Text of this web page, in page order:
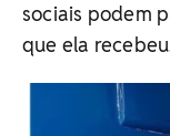
sociais podem
que ela